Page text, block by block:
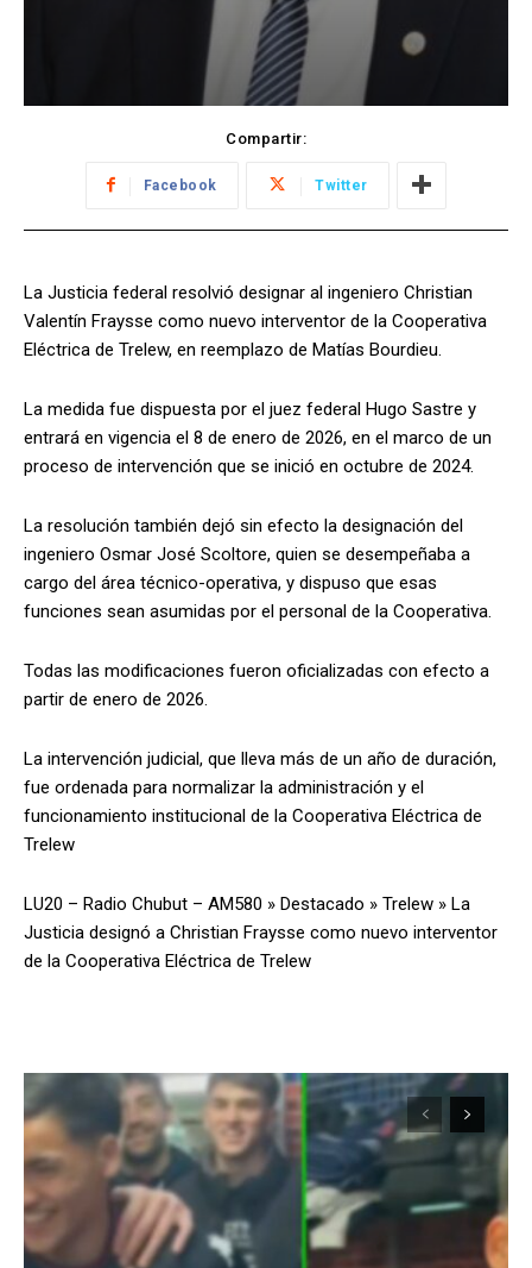
Compartir:
Facebook Twitter
La Justicia federal resolvió designar al ingeniero Christian
Valentín Fraysse como nuevo interventor de la Cooperativa
Eléctrica de Trelew, en reemplazo de Matías Bourdieu.
La medida fue dispuesta por el juez federal Hugo Sastre y
entrará en vigencia el 8 de enero de 2026, en el marco de un
proceso de intervención que se inició en octubre de 2024.
La resolución también dejó sin efecto la designación del
ingeniero Osmar José Scoltore, quien se desempeñaba a
cargo del área técnico-operativa, y dispuso que esas
funciones sean asumidas por el personal de la Cooperativa.
Todas las modificaciones fueron oficializadas con efecto a
partir de enero de 2026.
La intervención judicial, que lleva más de un año de duración,
fue ordenada para normalizar la administración y el
funcionamiento institucional de la Cooperativa Eléctrica de
Trelew
LU20 – Radio Chubut – AM580 » Destacado » Trelew » La
Justicia designó a Christian Fraysse como nuevo interventor
de la Cooperativa Eléctrica de Trelew